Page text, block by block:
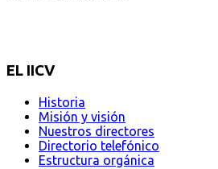
EL IICV
Historia
Misión y visión
Nuestros directores
Directorio telefónico
Estructura orgánica